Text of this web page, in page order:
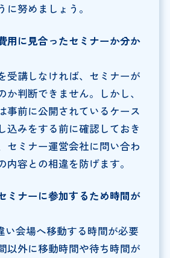
努めましょう。
用に見合ったセミナーか分か
受講しなければ、セミナーが
か判断できません。しかし、
事前に公開されているケース
込みをする前に確認しておき
セミナー運営会社に問い合わ
内容との相違を防げます。
ミナーに参加するため時間が
い会場へ移動する時間が必要
以外に移動時間や待ち時間が